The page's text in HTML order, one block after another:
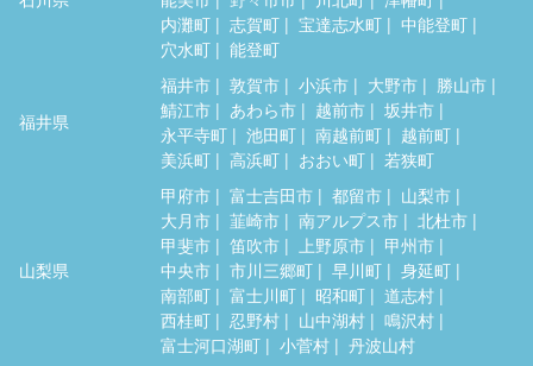
内灘町
志賀町 宝達志水町
中能登町
穴水町
能登町
福井県
福井市 敦賀市 小浜市 大野市
勝山市
鯖江市
あわら市 越前市
坂井市
永平寺町
池田町 南越前町
越前町
美浜町
高浜町 おおい町 若狭町
山梨県
甲府市 富士吉田市 都留市
山梨市
大月市
韮崎市 南アルプス市
北杜市
甲斐市
笛吹市 上野原市
甲州市
中央市
市川三郷町 早川町
身延町
南部町
富士川町 昭和町
道志村
西桂町
忍野村 山中湖村
鳴沢村
富士河口湖町
小菅村 丹波山村